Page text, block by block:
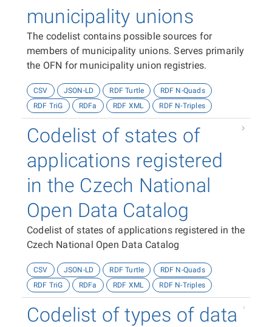
municipality unions
The codelist contains possible sources for
members of municipality unions. Serves primarily
the OFN for municipality union registries.
CSV JSON-LD RDF Turtle
RDF N-Quads
RDF TriG
RDFa RDF XML RDF N-Triples
Codelist of states of
applications registered
in the Czech National
Open Data Catalog
Codelist of states of applications registered in the
Czech National Open Data Catalog
CSV JSON-LD RDF Turtle
RDF N-Quads
RDF TriG
RDFa RDF XML RDF N-Triples
Codelist of types of data